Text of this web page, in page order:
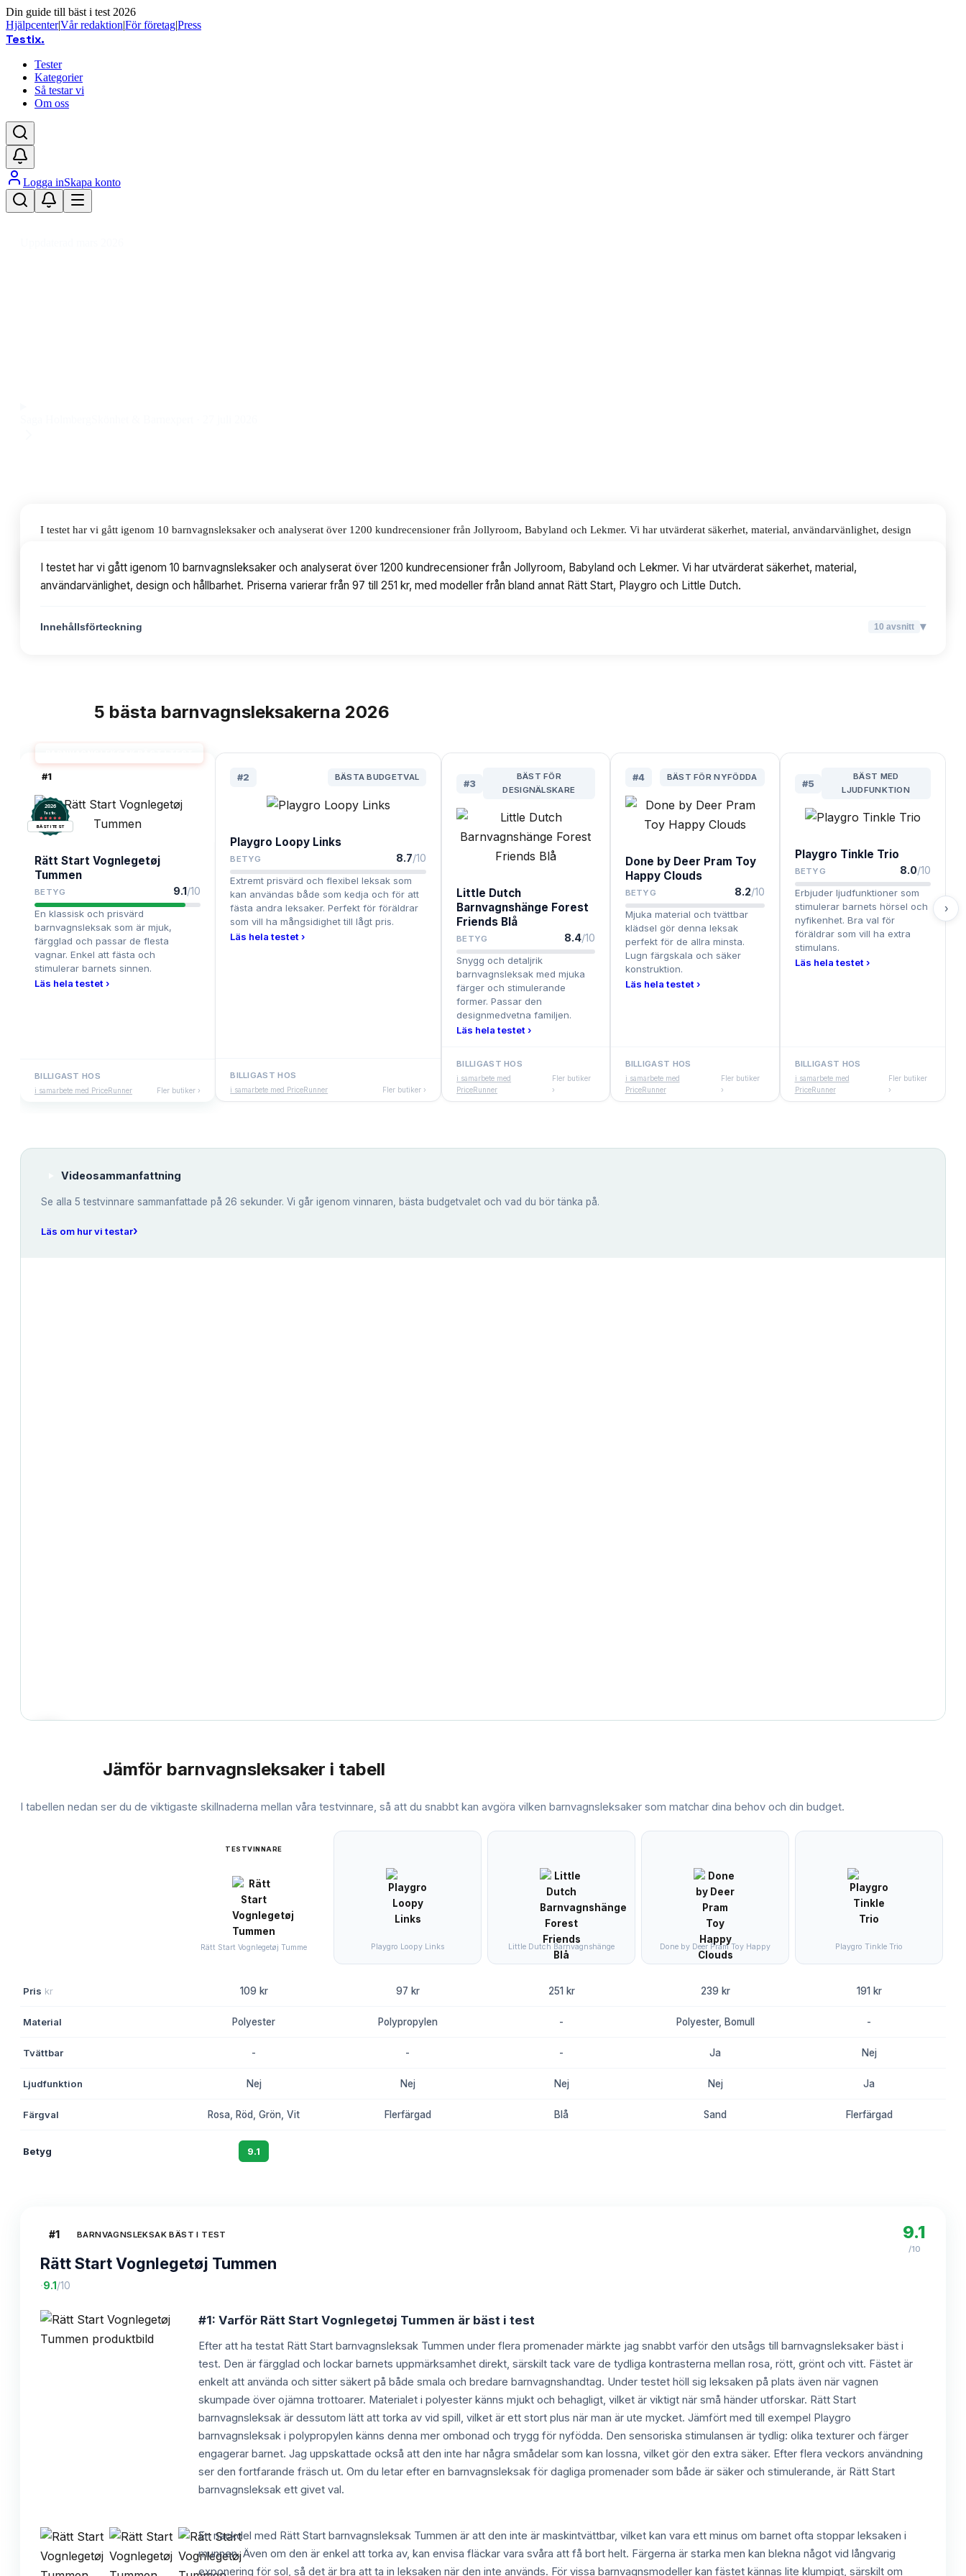
Din guide till bäst i test 2026
Hjälpcenter|Vår redaktion|För företag|Press
Testix.
Tester
Kategorier
Så testar vi
Om oss
Logga inSkapa konto
I testet har vi gått igenom 10 barnvagnsleksaker och analyserat över 1200 kundrecensioner från Jollyroom, Babyland och Lekmer. Vi har utvärderat säkerhet, material, användarvänlighet, design
Innehållsförteckning
I testet har vi gått igenom 10 barnvagnsleksaker och analyserat över 1200 kundrecensioner från Jollyroom, Babyland och Lekmer. Vi har utvärderat säkerhet, material,
användarvänlighet, design och hållbarhet. Priserna varierar från 97 till 251 kr, med modeller från bland annat Rätt Start, Playgro och Little Dutch.
Innehållsförteckning 10 avsnitt ▾
5 bästa barnvagnsleksakerna 2026
#1
2026
Testix.
BÄST I TEST
Rätt Start Vognlegetøj
Tummen
BETYG 9.1/10
En klassisk och prisvärd
barnvagnsleksak som är mjuk,
färgglad och passar de flesta
vagnar. Enkel att fästa och
stimulerar barnets sinnen.
Läs hela testet ›
BILLIGAST HOS
i samarbete med PriceRunner Fler butiker ›
#2 BÄSTA BUDGETVAL
Playgro Loopy Links
BETYG 8.7/10
Extremt prisvärd och flexibel leksak som
kan användas både som kedja och för att
fästa andra leksaker. Perfekt för föräldrar
som vill ha mångsidighet till lågt pris.
Läs hela testet ›
BILLIGAST HOS
i samarbete med PriceRunner Fler butiker ›
#3
BÄST FÖR
DESIGNÄLSKARE
Little Dutch
Barnvagnshänge Forest
Friends Blå
BETYG 8.4/10
Snygg och detaljrik
barnvagnsleksak med mjuka
färger och stimulerande
former. Passar den
designmedvetna familjen.
Läs hela testet ›
BILLIGAST HOS
i samarbete med
PriceRunner
Fler butiker
›
#4 BÄST FÖR NYFÖDDA
Done by Deer Pram Toy
Happy Clouds
BETYG 8.2/10
Mjuka material och tvättbar
klädsel gör denna leksak
perfekt för de allra minsta.
Lugn färgskala och säker
konstruktion.
Läs hela testet ›
BILLIGAST HOS
i samarbete med
PriceRunner
Fler butiker
›
#5
BÄST MED
LJUDFUNKTION
Playgro Tinkle Trio
BETYG 8.0/10
Erbjuder ljudfunktioner som
stimulerar barnets hörsel och
nyfikenhet. Bra val för
föräldrar som vill ha extra
stimulans.
Läs hela testet ›
BILLIGAST HOS
i samarbete med
PriceRunner
Fler butiker
›
›
Videosammanfattning
Se alla 5 testvinnare sammanfattade på 26 sekunder. Vi går igenom vinnaren, bästa budgetvalet och vad du bör tänka på.
Läs om hur vi testar›
Jämför barnvagnsleksaker i tabell
I tabellen nedan ser du de viktigaste skillnaderna mellan våra testvinnare, så att du snabbt kan avgöra vilken barnvagnsleksaker som matchar dina behov och din budget.
TESTVINNARE
Rätt Start Vognlegetøj Tumme Playgro Loopy Links Little Dutch Barnvagnshänge Done by Deer Pram Toy Happy Playgro Tinkle Trio
Pris kr 109 kr 97 kr 251 kr 239 kr 191 kr
Material Polyester Polypropylen - Polyester, Bomull -
Tvättbar - - - Ja Nej
Ljudfunktion Nej Nej Nej Nej Ja
Färgval Rosa, Röd, Grön, Vit Flerfärgad Blå Sand Flerfärgad
Betyg 9.1
#1 BARNVAGNSLEKSAK BÄST I TEST
Rätt Start Vognlegetøj Tummen
·9.1 /10
9.1
/10
#1: Varför Rätt Start Vognlegetøj Tummen är bäst i test
Efter att ha testat Rätt Start barnvagnsleksak Tummen under flera promenader märkte jag snabbt varför den utsågs till barnvagnsleksaker bäst i
test. Den är färgglad och lockar barnets uppmärksamhet direkt, särskilt tack vare de tydliga kontrasterna mellan rosa, rött, grönt och vitt. Fästet är
enkelt att använda och sitter säkert på både smala och bredare barnvagnshandtag. Under testet höll sig leksaken på plats även när vagnen
skumpade över ojämna trottoarer. Materialet i polyester känns mjukt och behagligt, vilket är viktigt när små händer utforskar. Rätt Start
barnvagnsleksak är dessutom lätt att torka av vid spill, vilket är ett stort plus när man är ute mycket. Jämfört med till exempel Playgro
barnvagnsleksak i polypropylen känns denna mer ombonad och trygg för nyfödda. Den sensoriska stimulansen är tydlig: olika texturer och färger
engagerar barnet. Jag uppskattade också att den inte har några smådelar som kan lossna, vilket gör den extra säker. Efter flera veckors användning
ser den fortfarande fräsch ut. Om du letar efter en barnvagnsleksak för dagliga promenader som både är säker och stimulerande, är Rätt Start
barnvagnsleksak ett givet val.
En nackdel med Rätt Start barnvagnsleksak Tummen är att den inte är maskintvättbar, vilket kan vara ett minus om barnet ofta stoppar leksaken i
munnen. Även om den är enkel att torka av, kan envisa fläckar vara svåra att få bort helt. Färgerna är starka men kan blekna något vid långvarig
exponering för sol, så det är bra att ta in leksaken när den inte används. För vissa barnvagnsmodeller kan fästet kännas lite klumpigt, särskilt om